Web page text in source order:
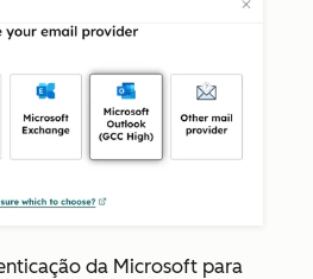
da Microsoft para